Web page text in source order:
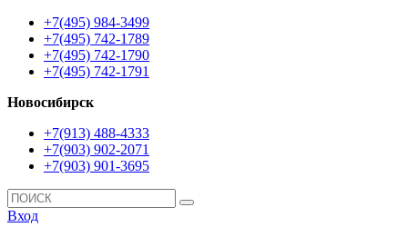
+7(495) 984-3499
+7(495) 742-1789
+7(495) 742-1790
+7(495) 742-1791
Новосибирск
+7(913) 488-4333
+7(903) 902-2071
+7(903) 901-3695
Вход